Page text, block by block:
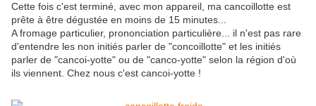
Cette fois c'est terminé, avec mon appareil, ma cancoillotte est
prête à être dégustée en moins de 15 minutes...
A fromage particulier, prononciation particulière... il n'est pas rare
d'entendre les non initiés parler de "concoillotte" et les initiés
parler de "cancoi-yotte" ou de "canco-yotte" selon la région d'où
ils viennent. Chez nous c'est cancoi-yotte !